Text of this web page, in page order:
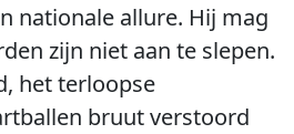
nationale allure. Hij mag
zijn niet aan te slepen.
het terloopse
bruut verstoord